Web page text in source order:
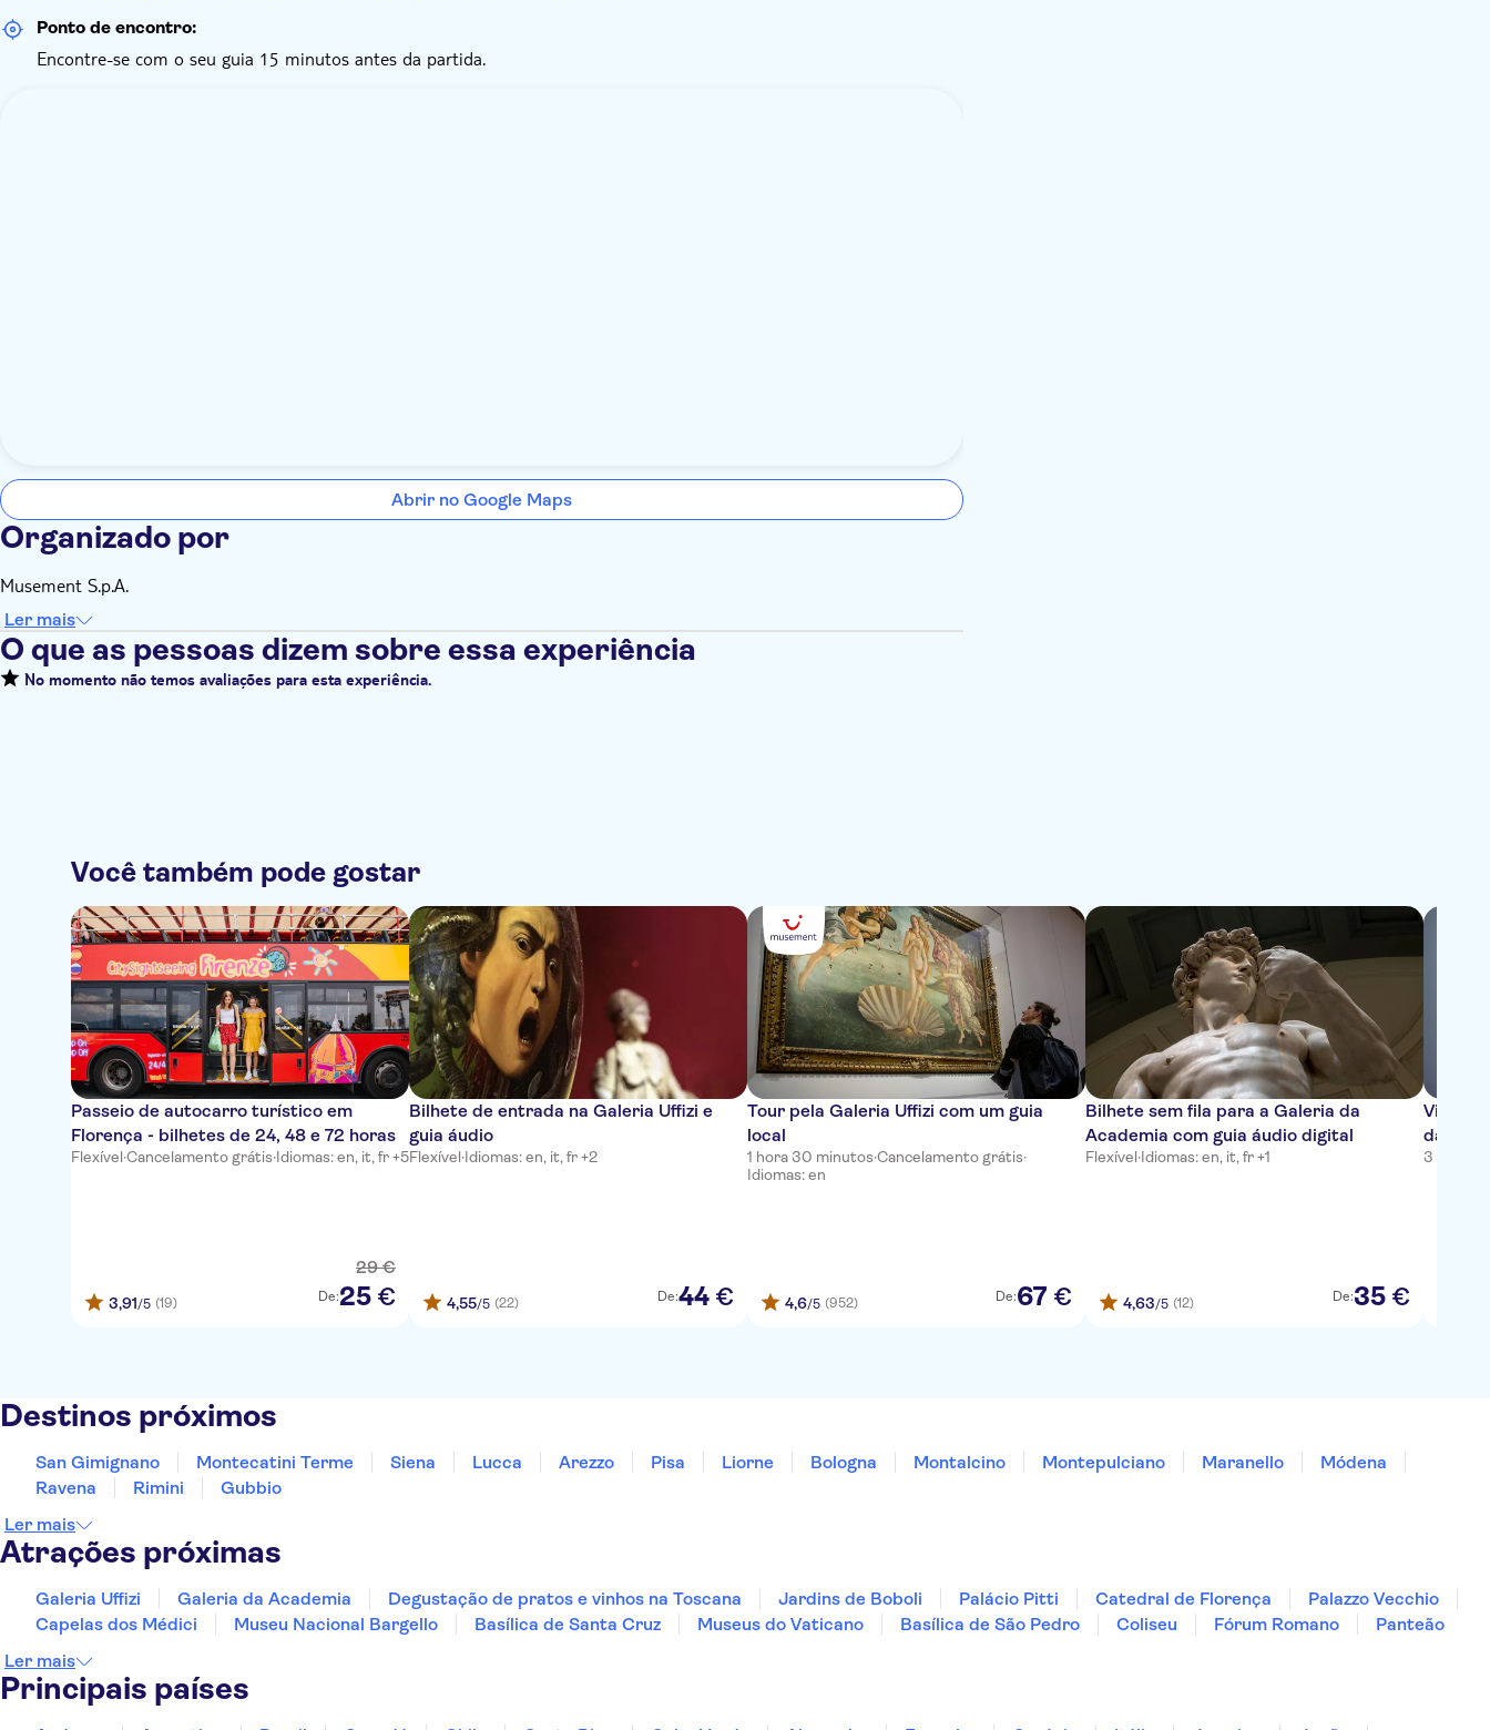
Ponto de encontro:
Encontre-se com o seu guia 15 minutos antes da partida.
Abrir no Google Maps
Organizado por
Musement S.p.A.
Ler mais
O que as pessoas dizem sobre essa experiência
No momento não temos avaliações para esta experiência.
Você também pode gostar
Passeio de autocarro turístico em
Florença - bilhetes de 24, 48 e 72 horas
Flexível·Cancelamento grátis·Idiomas: en, it, fr +5
3,91/5 (19)
29 €
De:25 €
Bilhete de entrada na Galeria Uffizi e
guia áudio
Flexível·Idiomas: en, it, fr +2
4,55/5 (22) De:44 €
Tour pela Galeria Uffizi com um guia
local
1 hora 30 minutos·Cancelamento grátis·
Idiomas: en
4,6/5 (952) De:67 €
Bilhete sem fila para a Galeria da
Academia com guia áudio digital
Flexível·Idiomas: en, it, fr +1
4,63/5 (12) De:35 €
Visita
da
3 horas
Destinos próximos
San Gimignano Montecatini Terme Siena Lucca Arezzo Pisa Liorne Bologna Montalcino Montepulciano Maranello
Módena
Ravena
Rimini
Gubbio
Ler mais
Atrações próximas
Galeria Uffizi Galeria da Academia Degustação de pratos e vinhos na Toscana Jardins de Boboli Palácio Pitti Catedral de Florença
Palazzo Vecchio
Capelas dos Médici
Museu Nacional Bargello Basílica de Santa Cruz Museus do Vaticano Basílica de São Pedro Coliseu Fórum Romano
Panteão
Ler mais
Principais países